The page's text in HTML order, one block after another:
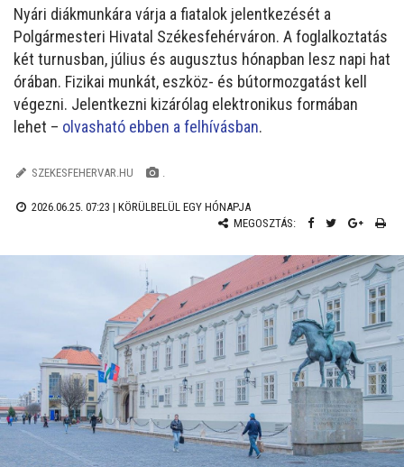
Nyári diákmunkára várja a fiatalok jelentkezését a
Polgármesteri Hivatal Székesfehérváron. A foglalkoztatás
két turnusban, július és augusztus hónapban lesz napi hat
órában. Fizikai munkát, eszköz- és bútormozgatást kell
végezni. Jelentkezni kizárólag elektronikus formában
lehet – olvasható ebben a felhívásban.
SZEKESFEHERVAR.HU .
2026.06.25. 07:23 | KÖRÜLBELÜL EGY HÓNAPJA
MEGOSZTÁS: